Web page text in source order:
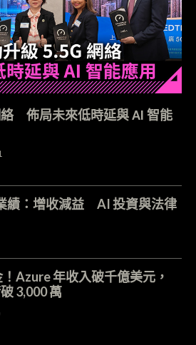
絡 佈局未來低時延與 AI 智能
績：增收減益 AI 投資與法律
Azure 年收入破千億美元，
3,000 萬